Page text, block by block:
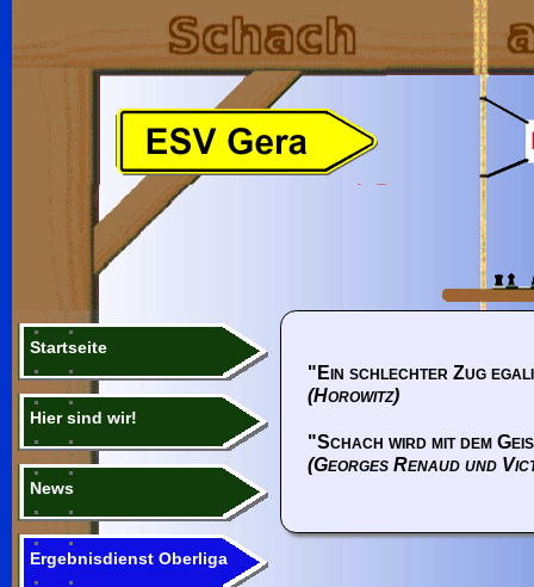
Startseite
Hier sind wir!
News
Ergebnisdienst Oberliga
"Ein schlechter Zug
(Horowitz)
"Schach wird mit dem
(Georges Renaud und